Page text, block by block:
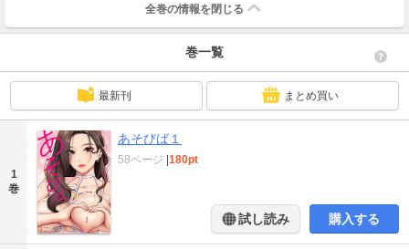
全巻の情報を 閉じる
巻一覧
最新刊 まとめ買い
1
巻
あそびば１
58ページ 180pt
試し読み 購入する